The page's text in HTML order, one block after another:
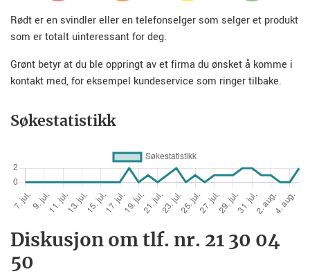
Rødt er en svindler eller en telefonselger som selger et produkt
som er totalt uinteressant for deg.
Grønt betyr at du ble oppringt av et firma du ønsket å komme i
kontakt med, for eksempel kundeservice som ringer tilbake.
Søkestatistikk
Diskusjon om tlf. nr. 21 30 04
50